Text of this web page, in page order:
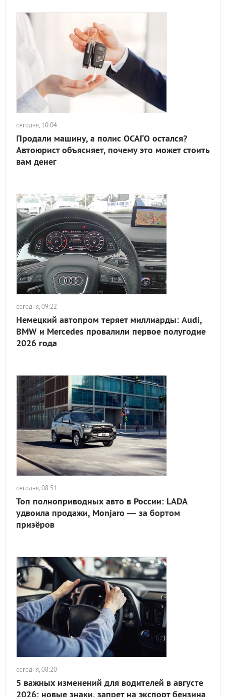
сегодня, 10:04
Продали машину, а полис ОСАГО остался?
Автоюрист объясняет, почему это может стоить
вам денег
сегодня, 09:22
Немецкий автопром теряет миллиарды: Audi,
BMW и Mercedes провалили первое полугодие
2026 года
сегодня, 08:51
Топ полноприводных авто в России: LADA
удвоила продажи, Monjaro — за бортом
призёров
сегодня, 08:20
5 важных изменений для водителей в августе
2026: новые знаки, запрет на экспорт бензина